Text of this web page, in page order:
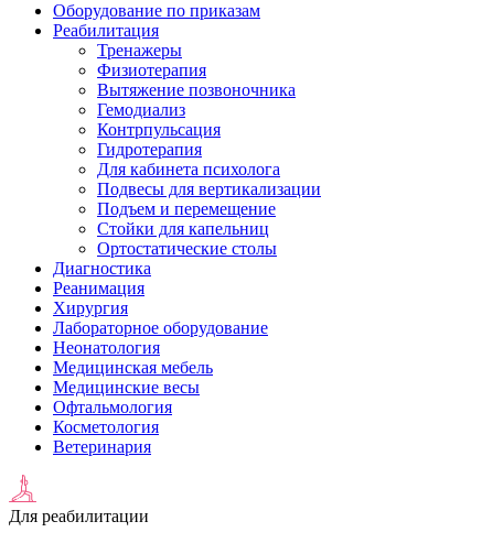
Оборудование по приказам
Реабилитация
Тренажеры
Физиотерапия
Вытяжение позвоночника
Гемодиализ
Контрпульсация
Гидротерапия
Для кабинета психолога
Подвесы для вертикализации
Подъем и перемещение
Стойки для капельниц
Ортостатические столы
Диагностика
Реанимация
Хирургия
Лабораторное оборудование
Неонатология
Медицинская мебель
Медицинские весы
Офтальмология
Косметология
Ветеринария
Для реабилитации